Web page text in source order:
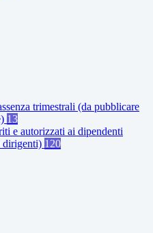
trimestrali (da pubblicare
13
e autorizzati ai dipendenti
dirigenti) 120